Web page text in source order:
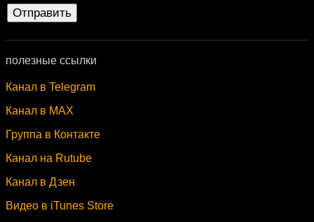
полезные ссылки
Канал в Telegram
Канал в MAX
Группа в Контакте
Канал на Rutube
Канал в Дзен
Видео в iTunes Store